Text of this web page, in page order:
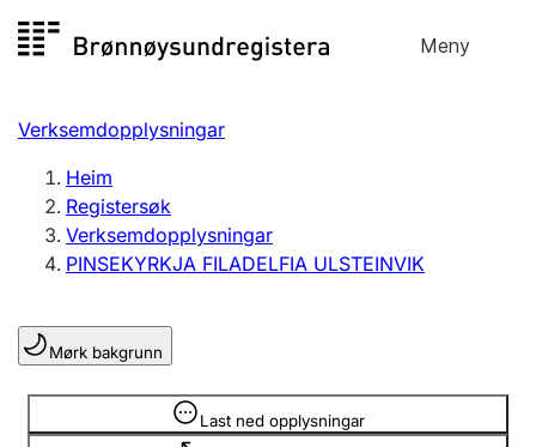
til
Meny
Registersøk
Aksjeselskap
Enkeltpersonføretak
Registrere, endre, slette
Lag og foreining
Registrere, endre, slette
Verksemdopplysningar
Heim
Registersøk
Verksemdopplysningar
PINSEKYRKJA FILADELFIA ULSTEINVIK
Mørk bakgrunn
Last ned opplysningar
Opplysninger er skjult